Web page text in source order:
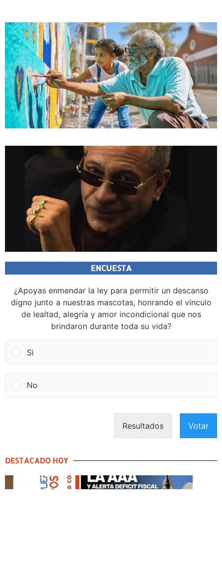
ENCUESTA
¿Apoyas enmendar la ley para permitir un descanso
digno junto a nuestras mascotas, honrando el vínculo
de lealtad, alegría y amor incondicional que nos
brindaron durante toda su vida?
Si
No
Resultados Votar
DESTACADO HOY